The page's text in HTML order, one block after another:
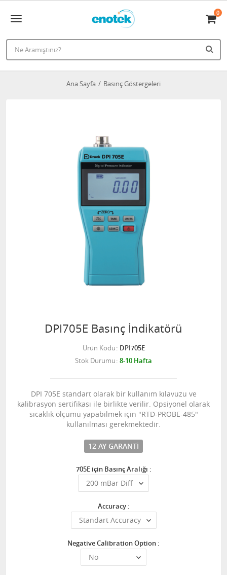
0
Ana Sayfa Basınç Göstergeleri
DPI705E Basınç İndikatörü
Ürün Kodu DPI705E
Stok Durumu 8-10 Hafta
DPI 705E standart olarak bir kullanım kılavuzu ve
kalibrasyon sertifikası ile birlikte verilir. Opsiyonel olarak
sıcaklık ölçümü yapabilmek için "RTD-PROBE-485"
kullanılması gerekmektedir.
12 AY GARANTI
705E için Basınç Aralığı :
Accuracy :
Negative Calibration Option :